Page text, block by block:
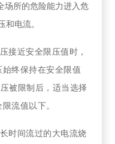
场所的危险能力进入危
和电流。
接近安全限压值时，
终保持在安全限值
被限制后，适当选择
流值以下。
时间流过的大电流烧